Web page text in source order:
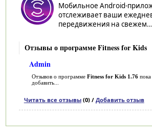
Мобильное Android-
отслеживает ваши
передвижения на свежем...
Отзывы о программе Fitness for Kids
Admin
Отзывов о программе Fitness for Kids 1.76пока
добавить...
Читать все отзывы(0) / Добавить отзыв